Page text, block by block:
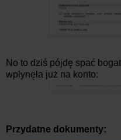
No to dziś pójdę spać
wpłynęła już na konto:
Przydatne dokumenty: